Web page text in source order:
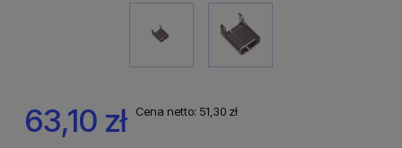
63,10 zł Cena netto: 51,30 zł